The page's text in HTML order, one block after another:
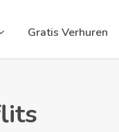
Gratis Verhuren